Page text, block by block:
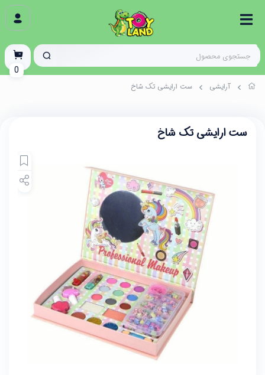
آرایشی ست ارایشی تک شاخ
ست ارایشی تک شاخ
0